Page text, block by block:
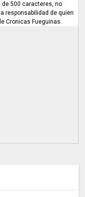
500 caracteres, no
responsabilidad de quien
Cronicas Fueguinas.